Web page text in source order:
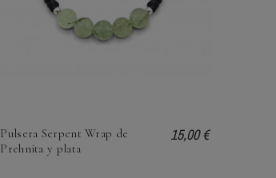
Pulsera Serpent Wrap de
Prehnita y plata
15,00 €